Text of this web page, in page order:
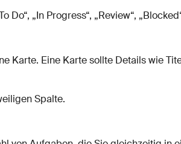
Do“, „In Progress“, „Review“,
Karte. Eine Karte sollte Details wie
Spalte.